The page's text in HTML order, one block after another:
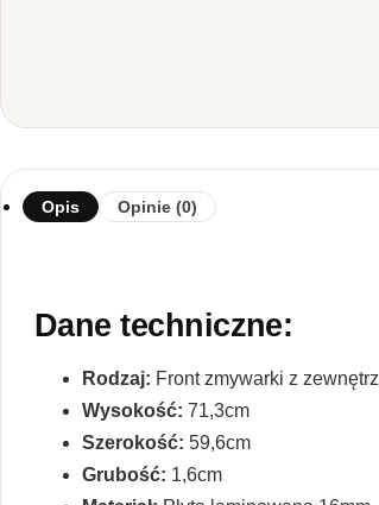
Opis Opinie (0)
Dane techniczne:
Rodzaj: Front zmywarki z
Wysokość: 71,3cm
Szerokość: 59,6cm
Grubość: 1,6cm